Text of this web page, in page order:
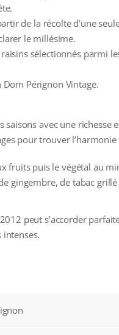
de la récolte d’une
le millésime.
sélectionnés parmi
Pérignon Vintage.
avec une richesse
pour trouver
fruits puis le végétal au
gingembre, de tabac
peut s’accorder
intenses.